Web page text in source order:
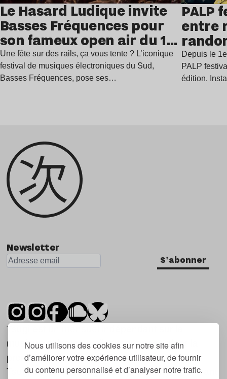
Nous utilisons des cookies sur notre site afin
d’améliorer votre expérience utilisateur, de fournir
du contenu personnalisé et d’analyser notre trafic.
Le Hasard Ludique invite
Basses Fréquences pour
son fameux open air du 14
juillet
Une fête sur des rails, ça vous tente ? L’iconique
festival de musiques électroniques du Sud,
Basses Fréquences, pose ses…
PALP
entre
Depuis le
PALP
édition.
Newsletter
S'abonner
Tsugi est un mensuel indépendant sur la
musique et les nouvelles tendances, dont la
première parution date de 2007.
Tsugi en japonais signifie « prochain », « suivant